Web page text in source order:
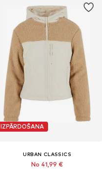
IZPĀRDOŠANA
URBAN CLASSICS
No 41,99 €